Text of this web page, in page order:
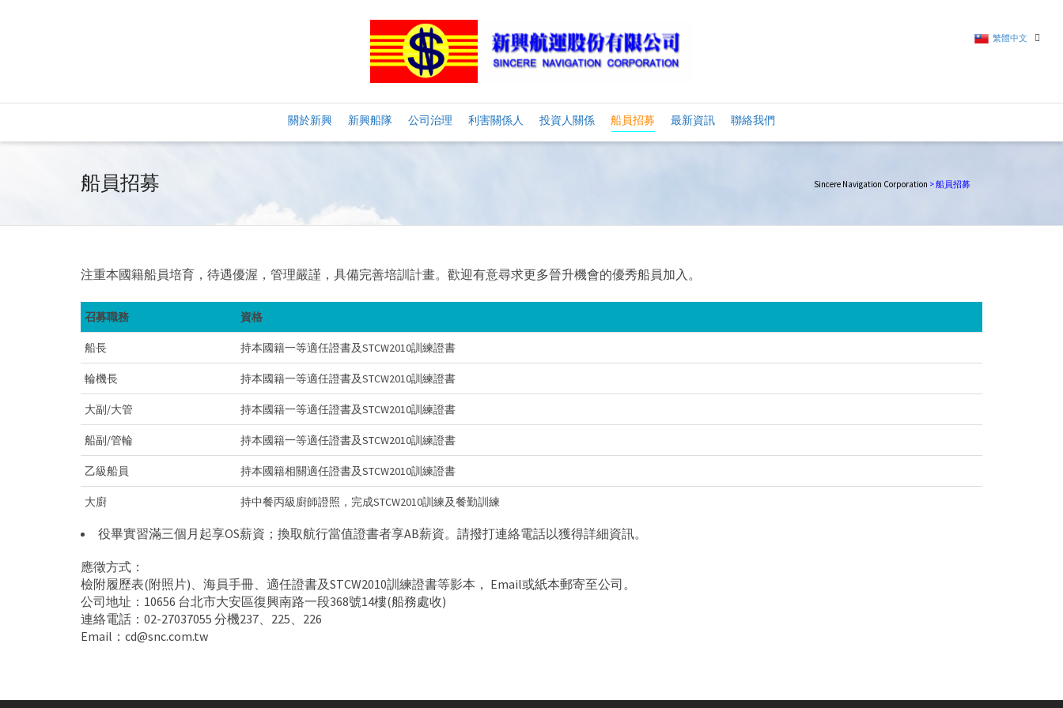
繁體中文
繁體中文
關於新興 新興船隊 公司治理 利害關係人 投資人關係 船員招募 最新資訊 聯絡我們
船員招募 Sincere Navigation Corporation >船員招募
注重本國籍船員培育，待遇優渥，管理嚴謹，具備完善培訓計畫。歡迎有意尋求更多晉升機會的優秀船員加入。
召募職務 資格
船長 持本國籍一等適任證書及STCW2010訓練證書
輪機長 持本國籍一等適任證書及STCW2010訓練證書
大副/大管 持本國籍一等適任證書及STCW2010訓練證書
船副/管輪 持本國籍一等適任證書及STCW2010訓練證書
乙級船員 持本國籍相關適任證書及STCW2010訓練證書
大廚 持中餐丙級廚師證照，完成STCW2010訓練及餐勤訓練
役畢實習滿三個月起享OS薪資；換取航行當值證書者享AB薪資。請撥打連絡電話以獲得詳細資訊。
應徵方式：
檢附履歷表(附照片)、海員手冊、適任證書及STCW2010訓練證書等影本， Email或紙本郵寄至公司。
公司地址：10656 台北市大安區復興南路一段368號14樓(船務處收)
連絡電話：02-27037055 分機237、225、226
Email：cd@snc.com.tw